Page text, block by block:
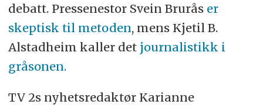
debatt. Pressenestor Svein Brurås er
skeptisk til metoden, mens Kjetil B.
Alstadheim kaller detjournalistikk i
gråsonen.
TV 2s nyhetsredaktør Karianne